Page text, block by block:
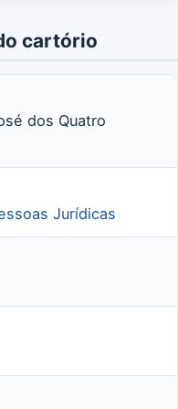
cartório
dos Quatro
Jurídicas